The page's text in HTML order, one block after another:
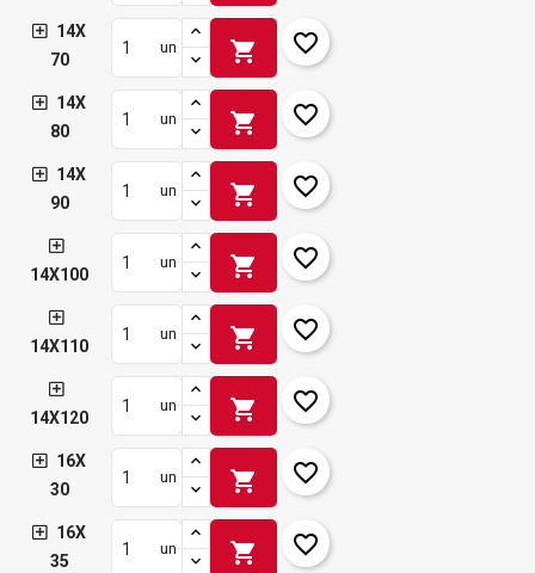
14X
70
un shopping_cart favorite_border
14X
80
un shopping_cart favorite_border
14X
90
un shopping_cart favorite_border
14X100
un shopping_cart favorite_border
14X110
un shopping_cart favorite_border
14X120
un shopping_cart favorite_border
16X
30
un shopping_cart favorite_border
16X
35
un shopping_cart favorite_border